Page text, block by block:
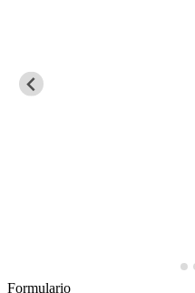
Formulario